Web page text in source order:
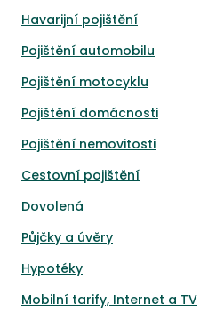
Havarijní pojištění
Pojištění automobilu
Pojištění motocyklu
Pojištění domácnosti
Pojištění nemovitosti
Cestovní pojištění
Dovolená
Půjčky a úvěry
Hypotéky
Mobilní tarify, Internet a TV